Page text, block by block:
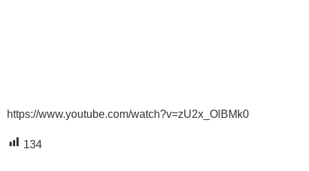
https://www.youtube.com/watch?v=zU2x_OlBMk0
134